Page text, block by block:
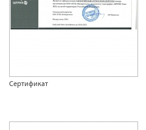
Сертификат